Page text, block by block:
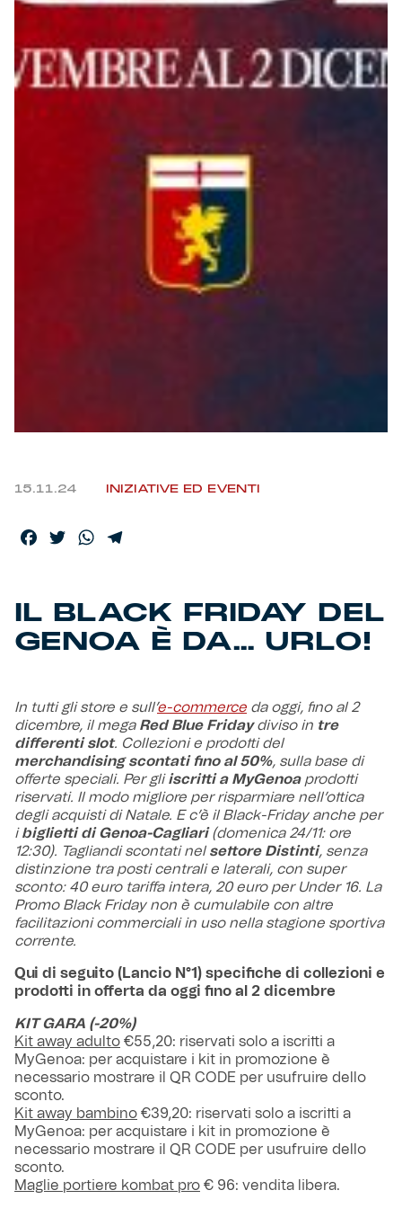
Robe di Kappa x Genoa
Vintage Collection
Isolani x Genoa
Gift Card Online Store
15.11.24 INIZIATIVE ED EVENTI
Facebook
TwitterWhatsApp
IL BLACK FRIDAY DEL
GENOA È DA… URLO!
In tutti gli store e sull’e-commerce da oggi, fino al 2
dicembre, il mega Red Blue Fridaydiviso in tre
differenti slot. Collezioni e prodotti del
merchandising scontati fino al 50%, sulla base di
offerte speciali. Per gliiscritti a MyGenoaprodotti
riservati. Il modo migliore per risparmiare nell’ottica
degli acquisti di Natale. E c’è il Black-Friday anche per
ibiglietti di Genoa-Cagliari(domenica 24/11: ore
12:30). Tagliandi scontati nel settore Distinti, senza
distinzione tra posti centrali e laterali, con super
sconto: 40 euro tariffa intera, 20 euro per Under 16. La
Promo Black Friday non è cumulabile con altre
facilitazioni commerciali in uso nella stagione sportiva
corrente.
Qui di seguito (Lancio N°1) specifiche di collezioni e
prodotti in offerta da oggi fino al 2 dicembre
KIT GARA (-20%)
Kit away adulto €55,20: riservati solo a iscritti a
MyGenoa: per acquistare i kit in promozione è
necessario mostrare il QR CODE per usufruire dello
sconto.
Kit away bambino €39,20: riservati solo a iscritti a
MyGenoa: per acquistare i kit in promozione è
necessario mostrare il QR CODE per usufruire dello
sconto.
Maglie portiere kombat pro € 96: vendita libera.